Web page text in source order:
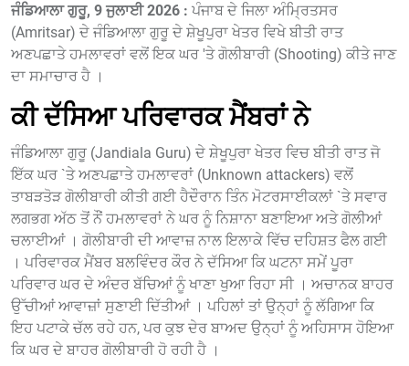
ਜੰਡਿਆਲਾ ਗੁਰੂ, 9 ਜੁਲਾਈ 2026 : ਪੰਜਾਬ ਦੇ ਜਿਲਾ ਅੰਮ੍ਰਿਤਸਰ
(Amritsar) ਦੇ ਜੰਡਿਆਲਾ ਗੁਰੂ ਦੇ ਸ਼ੇਖੂਪੁਰਾ ਖੇਤਰ ਵਿਖੇ ਬੀਤੀ ਰਾਤ
ਅਣਪਛਾਤੇ ਹਮਲਾਵਰਾਂ ਵਲੋਂ ਇਕ ਘਰ 'ਤੇ ਗੋਲੀਬਾਰੀ (Shooting) ਕੀਤੇ ਜਾਣ
ਦਾ ਸਮਾਚਾਰ ਹੈ ।
ਕੀ ਦੱਸਿਆ ਪਰਿਵਾਰਕ ਮੈਂਬਰਾਂ ਨੇ
ਜੰਡਿਆਲਾ ਗੁਰੂ (Jandiala Guru) ਦੇ ਸ਼ੇਖੂਪੁਰਾ ਖੇਤਰ ਵਿਚ ਬੀਤੀ ਰਾਤ ਜੋ
ਇੱਕ ਘਰ `ਤੇ ਅਣਪਛਾਤੇ ਹਮਲਾਵਰਾਂ (Unknown attackers) ਵਲੋਂ
ਤਾਬੜਤੋੜ ਗੋਲੀਬਾਰੀ ਕੀਤੀ ਗਈ ਹੈਦੌਰਾਨ ਤਿੰਨ ਮੋਟਰਸਾਈਕਲਾਂ `ਤੇ ਸਵਾਰ
ਲਗਭਗ ਅੱਠ ਤੋਂ ਨੌਂ ਹਮਲਾਵਰਾਂ ਨੇ ਘਰ ਨੂੰ ਨਿਸ਼ਾਨਾ ਬਣਾਇਆ ਅਤੇ ਗੋਲੀਆਂ
ਚਲਾਈਆਂ । ਗੋਲੀਬਾਰੀ ਦੀ ਆਵਾਜ਼ ਨਾਲ ਇਲਾਕੇ ਵਿੱਚ ਦਹਿਸ਼ਤ ਫੈਲ ਗਈ
। ਪਰਿਵਾਰਕ ਮੈਂਬਰ ਬਲਵਿੰਦਰ ਕੌਰ ਨੇ ਦੱਸਿਆ ਕਿ ਘਟਨਾ ਸਮੇਂ ਪੂਰਾ
ਪਰਿਵਾਰ ਘਰ ਦੇ ਅੰਦਰ ਬੱਚਿਆਂ ਨੂੰ ਖਾਣਾ ਖੁਆ ਰਿਹਾ ਸੀ । ਅਚਾਨਕ ਬਾਹਰ
ਉੱਚੀਆਂ ਆਵਾਜ਼ਾਂ ਸੁਣਾਈ ਦਿੱਤੀਆਂ । ਪਹਿਲਾਂ ਤਾਂ ਉਨ੍ਹਾਂ ਨੂੰ ਲੱਗਿਆ ਕਿ
ਇਹ ਪਟਾਕੇ ਚੱਲ ਰਹੇ ਹਨ, ਪਰ ਕੁਝ ਦੇਰ ਬਾਅਦ ਉਨ੍ਹਾਂ ਨੂੰ ਅਹਿਸਾਸ ਹੋਇਆ
ਕਿ ਘਰ ਦੇ ਬਾਹਰ ਗੋਲੀਬਾਰੀ ਹੋ ਰਹੀ ਹੈ ।